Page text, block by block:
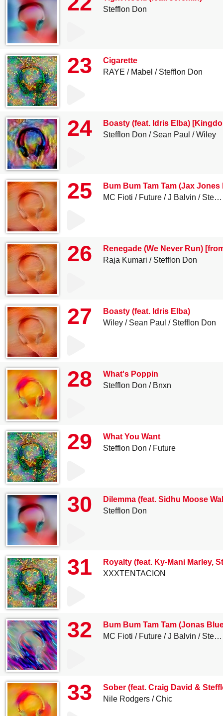
Stefflon Don
23
Cigarette
RAYE
Mabel Stefflon Don
24
Boasty (feat. Idris Elba)
Stefflon Don
Sean Paul Wiley
25
Bum Bum Tam Tam (Jax Jones
MC Fioti
Future J Balvin Stefflon Don
26
Renegade (We Never Run)
Raja Kumari
Stefflon Don
27
Boasty (feat. Idris Elba)
Wiley
Sean Paul Stefflon Don
28
What's Poppin
Stefflon Don
Bnxn
29
What You Want
Stefflon Don
Future
30
Dilemma (feat. Sidhu Moose
Stefflon Don
31
Royalty (feat. Ky-Mani Marley,
XXXTENTACION
32
Bum Bum Tam Tam (Jonas
MC Fioti
Future J Balvin Stefflon Don
33
Sober (feat. Craig David &
Nile Rodgers
Chic